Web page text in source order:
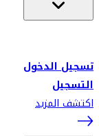
تسجيل الدخول
التسجيل
اكتشف المزيد